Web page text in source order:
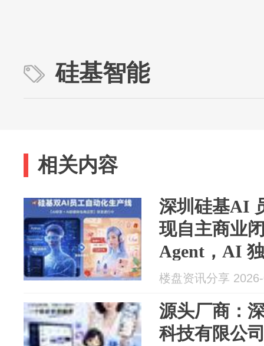
硅基智能
相关内容
深圳硅基AI
现自主商业
Agent，AI
现全链路运
楼盘资讯分享
源头厂商：
科技有限公